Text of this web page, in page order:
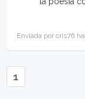
Enviada por cris76
1